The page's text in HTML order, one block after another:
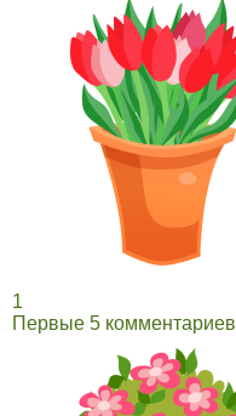
1
Первые 5 комментариев